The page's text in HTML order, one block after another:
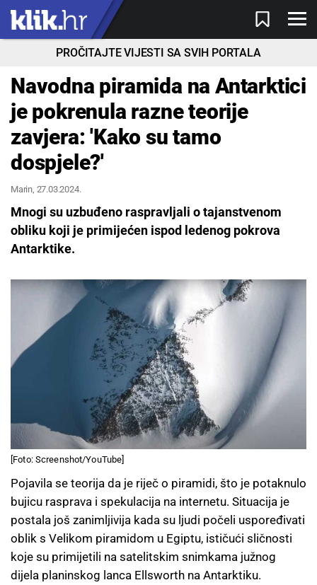
PROČITAJTE VIJESTI SA SVIH PORTALA
Navodna piramida na Antarktici
je pokrenula razne teorije
zavjera: 'Kako su tamo
dospjele?'
Marin, 27.03.2024.
Mnogi su uzbuđeno raspravljali o tajanstvenom
obliku koji je primijećen ispod ledenog pokrova
Antarktike.
[Foto: Screenshot/YouTube]
Pojavila se teorija da je riječ o piramidi, što je potaknulo
bujicu rasprava i spekulacija na internetu. Situacija je
postala još zanimljivija kada su ljudi počeli uspoređivati
oblik s Velikom piramidom u Egiptu, ističući sličnosti
koje su primijetili na satelitskim snimkama južnog
dijela planinskog lanca Ellsworth na Antarktiku.